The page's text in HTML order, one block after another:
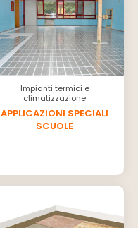
Impianti termici e
climatizzazione
APPLICAZIONI SPECIALI
SCUOLE